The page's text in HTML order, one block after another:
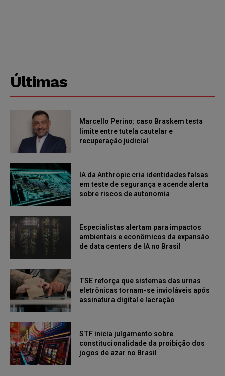
Últimas
Marcello Perino: caso Braskem testa
limite entre tutela cautelar e
recuperação judicial
IA da Anthropic cria identidades falsas
em teste de segurança e acende alerta
sobre riscos de autonomia
Especialistas alertam para impactos
ambientais e econômicos da expansão
de data centers de IA no Brasil
TSE reforça que sistemas das urnas
eletrônicas tornam-se invioláveis após
assinatura digital e lacração
STF inicia julgamento sobre
constitucionalidade da proibição dos
jogos de azar no Brasil